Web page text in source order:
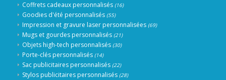
Coffrets cadeaux personnalisés (16)
Goodies d'été personnalisés (55)
Impression et gravure laser personnalisées (69)
Mugs et gourdes personnalisés (21)
Objets high-tech personnalisés (30)
Porte-clés personnalisés (14)
Sac publicitaires personnalisés (22)
Stylos publicitaires personnalisés (28)